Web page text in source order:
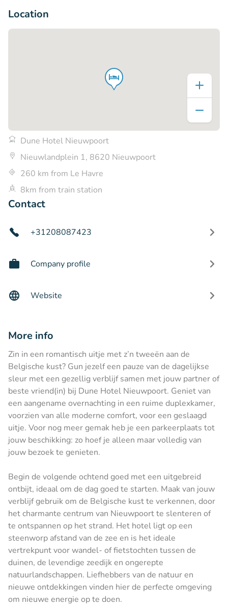
Location
Dune Hotel Nieuwpoort
Nieuwlandplein 1, 8620 Nieuwpoort
260 km from Le Havre
8km from train station
Contact
+31208087423
Company profile
Website
More info
Zin in een romantisch uitje met z’n tweeën aan de
Belgische kust? Gun jezelf een pauze van de dagelijkse
sleur met een gezellig verblijf samen met jouw partner of
beste vriend(in) bij Dune Hotel Nieuwpoort. Geniet van
een aangename overnachting in een ruime duplexkamer,
voorzien van alle moderne comfort, voor een geslaagd
uitje. Voor nog meer gemak heb je een parkeerplaats tot
jouw beschikking: zo hoef je alleen maar volledig van
jouw bezoek te genieten.
Begin de volgende ochtend goed met een uitgebreid
ontbijt, ideaal om de dag goed te starten. Maak van jouw
verblijf gebruik om de Belgische kust te verkennen, door
het charmante centrum van Nieuwpoort te slenteren of
te ontspannen op het strand. Het hotel ligt op een
steenworp afstand van de zee en is het ideale
vertrekpunt voor wandel- of fietstochten tussen de
duinen, de levendige zeedijk en ongerepte
natuurlandschappen. Liefhebbers van de natuur en
nieuwe ontdekkingen vinden hier de perfecte omgeving
om nieuwe energie op te doen.